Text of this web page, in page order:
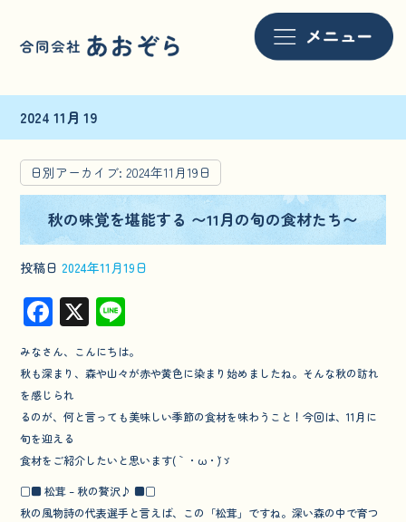
2024 11月 19
日別アーカイブ:2024年11月19日
秋の味覚を堪能する 〜11月の旬の食材たち〜
投稿日 2024年11月19日
F
ac
e
b
o
o
k
X
n
e
みなさん、こんにちは。
秋も深まり、森や山々が赤や黄色に染まり始めましたね。そんな秋の訪れ
を感じられ
るのが、何と言っても美味しい季節の食材を味わうこと！今回は、11月に
旬を迎える
食材をご紹介したいと思います(｀・ω・´)ゞ
□■ 松茸 – 秋の贅沢♪ ■□
秋の風物詩の代表選手と言えば、この「松茸」ですね。深い森の中で育つ